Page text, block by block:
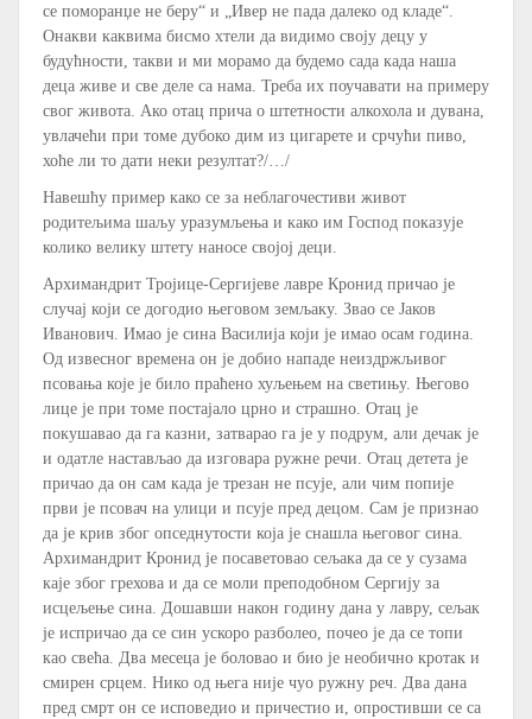
се поморанџе не беру“ и „Ивер не пада далеко од кладе“.
Онакви каквима бисмо хтели да видимо своју децу у
будућности, такви и ми морамо да будемо сада када наша
деца живе и све деле са нама. Треба их поучавати на примеру
свог живота. Ако отац прича о штетности алкохола и дувана,
увлачећи при томе дубоко дим из цигарете и срчући пиво,
хоће ли то дати неки резултат?/…/
Навешћу пример како се за неблагочестиви живот
родитељима шаљу уразумљења и како им Господ показује
колико велику штету наносе својој деци.
Архимандрит Тројице-Сергијеве лавре Кронид причао је
случај који се догодио његовом земљаку. Звао се Јаков
Иванович. Имао је сина Василија који је имао осам година.
Од извесног времена он је добио нападе неиздржљивог
псовања које је било праћено хуљењем на светињу. Његово
лице је при томе постајало црно и страшно. Отац је
покушавао да га казни, затварао га је у подрум, али дечак је
и одатле настављао да изговара ружне речи. Отац детета је
причао да он сам када је трезан не псује, али чим попије
први је псовач на улици и псује пред децом. Сам је признао
да је крив због опседнутости која је снашла његовог сина.
Архимандрит Кронид је посаветовао сељака да се у сузама
каје због грехова и да се моли преподобном Сергију за
исцељење сина. Дошавши након годину дана у лавру, сељак
је испричао да се син ускоро разболео, почео је да се топи
као свећа. Два месеца је боловао и био је необично кротак и
смирен срцем. Нико од њега није чуо ружну реч. Два дана
пред смрт он се исповедио и причестио и, опростивши се са